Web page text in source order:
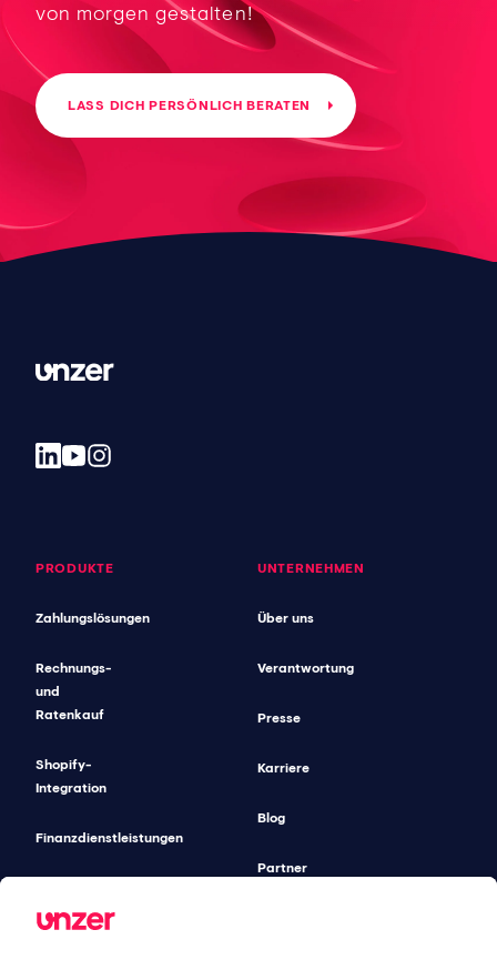
von morgen gestalten!
LASS DICH PERSÖNLICH BERATEN
PRODUKTE
Zahlungslösungen
Rechnungs-
und
Ratenkauf
Shopify-
Integration
Finanzdienstleistungen
Lösungen
UNTERNEHMEN
Über uns
Verantwortung
Presse
Karriere
Blog
Partner